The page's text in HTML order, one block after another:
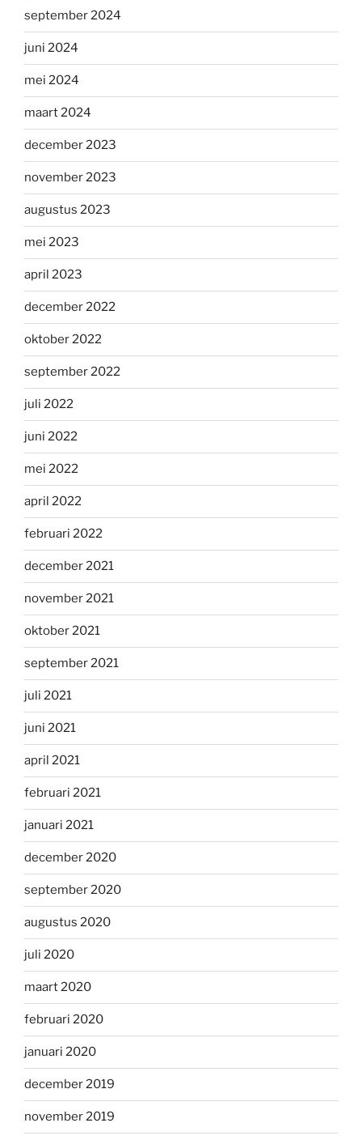
september 2024
juni 2024
mei 2024
maart 2024
december 2023
november 2023
augustus 2023
mei 2023
april 2023
december 2022
oktober 2022
september 2022
juli 2022
juni 2022
mei 2022
april 2022
februari 2022
december 2021
november 2021
oktober 2021
september 2021
juli 2021
juni 2021
april 2021
februari 2021
januari 2021
december 2020
september 2020
augustus 2020
juli 2020
maart 2020
februari 2020
januari 2020
december 2019
november 2019